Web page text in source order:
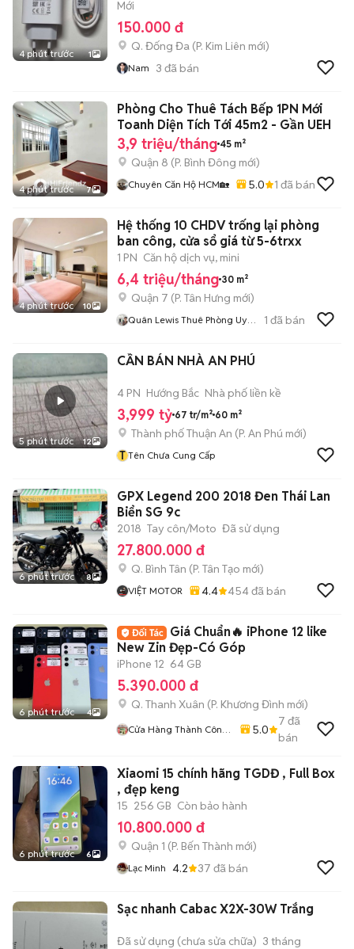
4 phút trước 1
Mới
150.000 đ
Q. Đống Đa (P. Kim Liên mới)
Nam 3 đã bán
4 phút trước 7
Phòng Cho Thuê Tách Bếp 1PN Mới
Toanh Diện Tích Tới 45m2 - Gần UEH
3,9 triệu/tháng 45 m²
Quận 8 (P. Bình Đông mới)
Chuyên Căn Hộ HCM🏡 5.0 1 đã bán
4 phút trước 10
Hệ thống 10 CHDV trống lại phòng
ban công, cửa sổ giá từ 5-6trxx
1 PN Căn hộ dịch vụ, mini
6,4 triệu/tháng 30 m²
Quận 7 (P. Tân Hưng mới)
Quân Lewis Thuê Phòng Uy
1 đã bán
5 phút trước 12
CẦN BÁN NHÀ AN PHÚ
4 PN Hướng Bắc Nhà phố liền kề
3,999 tỷ 67 tr/m² 60 m²
Thành phố Thuận An (P. An Phú mới)
T Tên Chưa Cung Cấp
6 phút trước 8
GPX Legend 200 2018 Đen Thái Lan
Biển SG 9c
2018 Tay côn/Moto Đã sử dụng
27.800.000 đ
Q. Bình Tân (P. Tân Tạo mới)
VIỆT MOTOR 4.4 454đã bán
6 phút trước 4
Giá Chuẩn🔥 iPhone 12 like
New Zin Đẹp-Có Góp
iPhone 12 64 GB
5.390.000 đ
Q. Thanh Xuân (P. Khương Đình mới)
Cửa Hàng Thành Công
5.0
7 đã
bán
6 phút trước 6
Xiaomi 15 chính hãng TGDĐ , Full Box
, đẹp keng
15 256 GB Còn bảo hành
10.800.000 đ
Quận 1 (P. Bến Thành mới)
Lạc Minh 4.2 37 đã bán
Sạc nhanh Cabac X2X-30W Trắng
Đã sử dụng (chưa sửa chữa) 3 tháng